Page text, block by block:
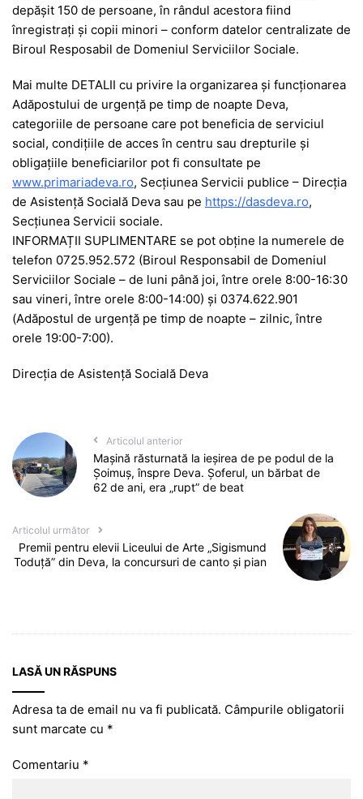
depășit 150 de persoane, în rândul acestora fiind
înregistrați și copii minori – conform datelor centralizate de
Biroul Resposabil de Domeniul Serviciilor Sociale.
Mai multe DETALII cu privire la organizarea și funcționarea
Adăpostului de urgență pe timp de noapte Deva,
categoriile de persoane care pot beneficia de serviciul
social, condițiile de acces în centru sau drepturile și
obligațiile beneficiarilor pot fi consultate pe
www.primariadeva.ro, Secțiunea Servicii publice – Direcția
de Asistență Socială Deva sau pe https://dasdeva.ro,
Secțiunea Servicii sociale.
INFORMAȚII SUPLIMENTARE se pot obține la numerele de
telefon 0725.952.572 (Biroul Responsabil de Domeniul
Serviciilor Sociale – de luni până joi, între orele 8:00-16:30
sau vineri, între orele 8:00-14:00) și 0374.622.901
(Adăpostul de urgență pe timp de noapte – zilnic, între
orele 19:00-7:00).
Direcția de Asistență Socială Deva
Articolul anterior
Mașină răsturnată la ieșirea de pe podul de la
Șoimuș, înspre Deva. Șoferul, un bărbat de
62 de ani, era „rupt” de beat
Articolul următor
Premii pentru elevii Liceului de Arte „Sigismund
Toduță” din Deva, la concursuri de canto și pian
LASĂ UN RĂSPUNS
Adresa ta de email nu va fi publicată. Câmpurile obligatorii
sunt marcate cu *
Comentariu *